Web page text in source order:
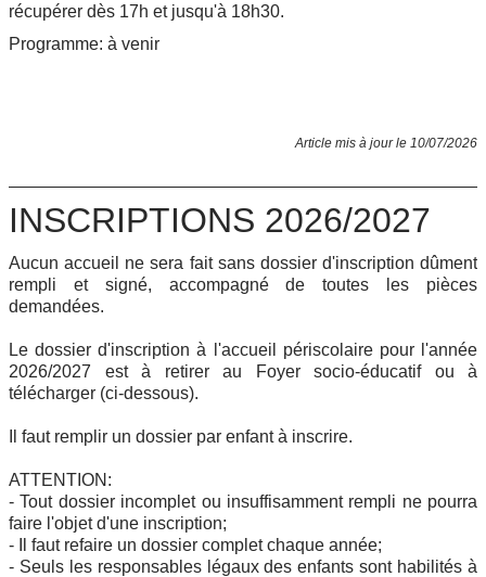
récupérer dès 17h et jusqu'à 18h30.
Programme: à venir
Article mis à jour le 10/07/2026
INSCRIPTIONS 2026/2027
Aucun accueil ne sera fait sans dossier d'inscription dûment
rempli et signé, accompagné de toutes les pièces
demandées.
Le dossier d'inscription à l'accueil périscolaire pour l'année
2026/2027 est à retirer au Foyer socio-éducatif ou à
télécharger (ci-dessous).
Il faut remplir un dossier par enfant à inscrire.
ATTENTION:
- Tout dossier incomplet ou insuffisamment rempli ne pourra
faire l'objet d'une inscription;
- Il faut refaire un dossier complet chaque année;
- Seuls les responsables légaux des enfants sont habilités à